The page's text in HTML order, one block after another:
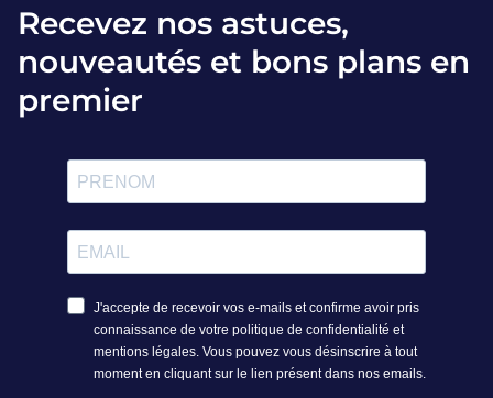
Recevez nos astuces,
nouveautés et bons plans en
premier